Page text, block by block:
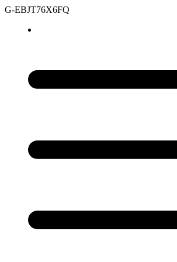
G-EBJT76X6FQ